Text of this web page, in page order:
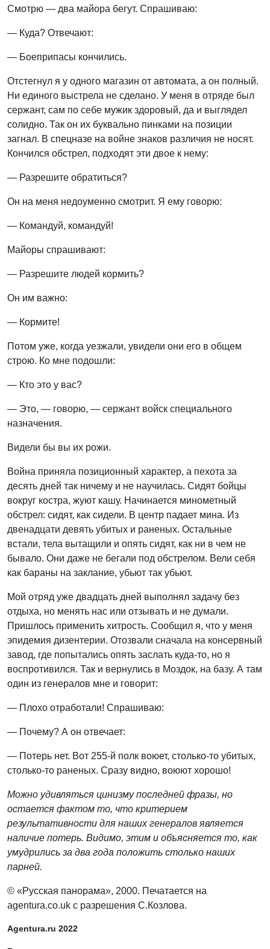
Смотрю — два майора бегут. Спрашиваю:
— Куда? Отвечают:
— Боеприпасы кончились.
Отстегнул я у одного магазин от автомата, а он полный.
Ни единого выстрела не сделано. У меня в отряде был
сержант, сам по себе мужик здоровый, да и выглядел
солидно. Так он их буквально пинками на позиции
загнал. В спецназе на войне знаков различия не носят.
Кончился обстрел, подходят эти двое к нему:
— Разрешите обратиться?
Он на меня недоуменно смотрит. Я ему говорю:
— Командуй, командуй!
Майоры спрашивают:
— Разрешите людей кормить?
Он им важно:
— Кормите!
Потом уже, когда уезжали, увидели они его в общем
строю. Ко мне подошли:
— Кто это у вас?
— Это, — говорю, — сержант войск специального
назначения.
Видели бы вы их рожи.
Война приняла позиционный характер, а пехота за
десять дней так ничему и не научилась. Сидят бойцы
вокруг костра, жуют кашу. Начинается минометный
обстрел: сидят, как сидели. В центр падает мина. Из
двенадцати девять убитых и раненых. Остальные
встали, тела вытащили и опять сидят, как ни в чем не
бывало. Они даже не бегали под обстрелом. Вели себя
как бараны на заклание, убьют так убьют.
Мой отряд уже двадцать дней выполнял задачу без
отдыха, но менять нас или отзывать и не думали.
Пришлось применить хитрость. Сообщил я, что у меня
эпидемия дизентерии. Отозвали сначала на консервный
завод, где попытались опять заслать куда-то, но я
воспротивился. Так и вернулись в Моздок, на базу. А там
один из генералов мне и говорит:
— Плохо отработали! Спрашиваю:
— Почему? А он отвечает:
— Потерь нет. Вот 255-й полк воюет, столько-то убитых,
столько-то раненых. Сразу видно, воюют хорошо!
Можно удивляться цинизму последней фразы, но
остается фактом то, что критерием
результативности для наших генералов является
наличие потерь. Видимо, этим и объясняется то, как
умудрились за два года положить столько наших
парней.
© «Русская панорама», 2000. Печатается на
agentura.co.uk с разрешения С.Козлова.
Agentura.ru 2022